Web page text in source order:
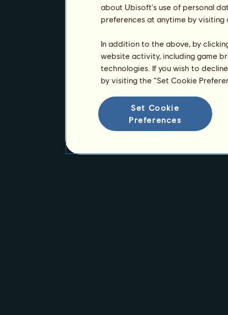
about Ubisoft's use of personal
preferences at anytime by
In addition to the above, by
website activity, including game
technologies. If you wish to
by visiting the “Set Cookie
Set Cookie
Preferences